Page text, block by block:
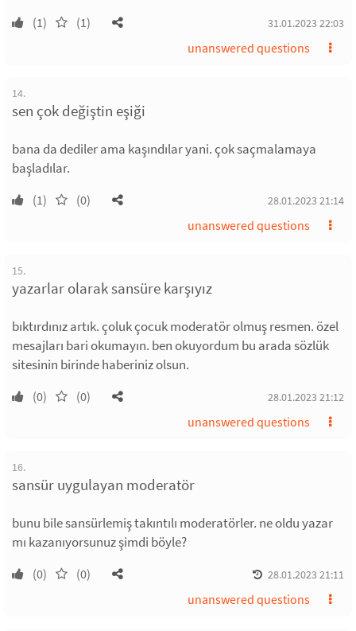
(1) (1) 31.01.2023 22:03
unanswered questions
14.
sen çok değiştin eşiği
bana da dediler ama kaşındılar yani. çok saçmalamaya
başladılar.
(1) (0) 28.01.2023 21:14
unanswered questions
15.
yazarlar olarak sansüre karşıyız
bıktırdınız artık. çoluk çocuk moderatör olmuş resmen. özel
mesajları bari okumayın. ben okuyordum bu arada sözlük
sitesinin birinde haberiniz olsun.
(0) (0) 28.01.2023 21:12
unanswered questions
16.
sansür uygulayan moderatör
bunu bile sansürlemiş takıntılı moderatörler. ne oldu yazar
mı kazanıyorsunuz şimdi böyle?
(0) (0) 28.01.2023 21:11
unanswered questions